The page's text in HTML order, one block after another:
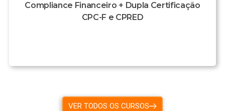
Compliance Financeiro + Dupla Certificação
CPC-F e CPRED
VER TODOS OS CURSOS